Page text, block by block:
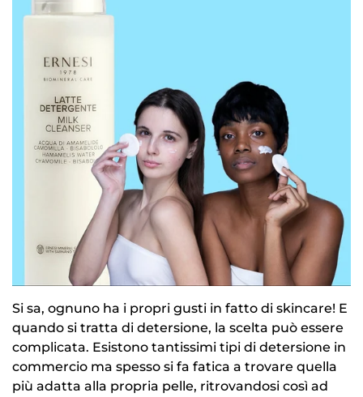
Si sa, ognuno ha i propri gusti in fatto di skincare! E
quando si tratta di detersione, la scelta può essere
complicata. Esistono tantissimi tipi di detersione in
commercio ma spesso si fa fatica a trovare quella
più adatta alla propria pelle, ritrovandosi così ad